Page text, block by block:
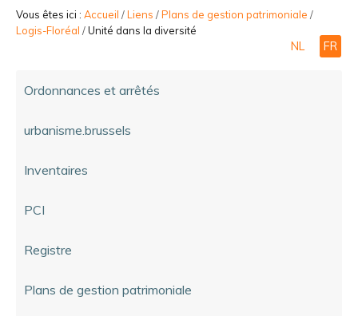
PARTICIPER
avancée…
Vous êtes ici : Accueil /Liens /Plans de gestion patrimoniale /
Logis-Floréal /Unité dans la diversité
NL FR
Ordonnances et arrêtés
urbanisme.brussels
Inventaires
PCI
Registre
Plans de gestion patrimoniale